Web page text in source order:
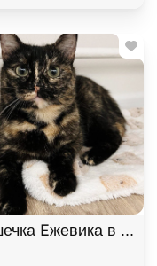
Трёхцветный,
Ежевика в